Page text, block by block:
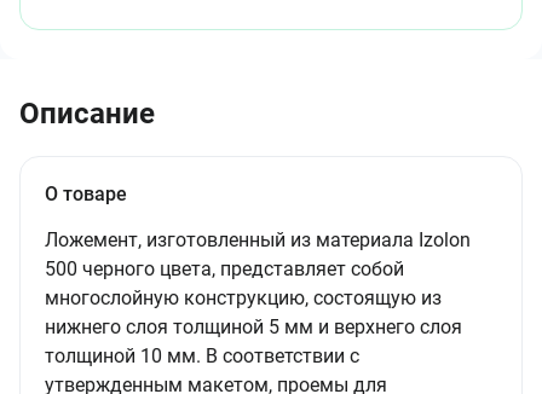
Описание
О товаре
Ложемент, изготовленный из материала Izolon
500 черного цвета, представляет собой
многослойную конструкцию, состоящую из
нижнего слоя толщиной 5 мм и верхнего слоя
толщиной 10 мм. В соответствии с
утвержденным макетом, проемы для